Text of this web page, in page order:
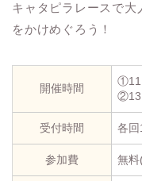
キャタピラレースで大
をかけめぐろう！
開催時間
受付時間 各
参加費 無料